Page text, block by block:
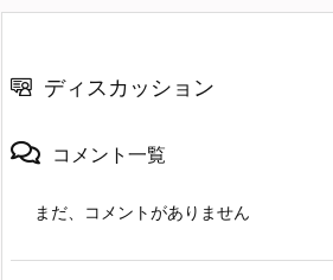
ディスカッション
コメント一覧
まだ、コメントがありません